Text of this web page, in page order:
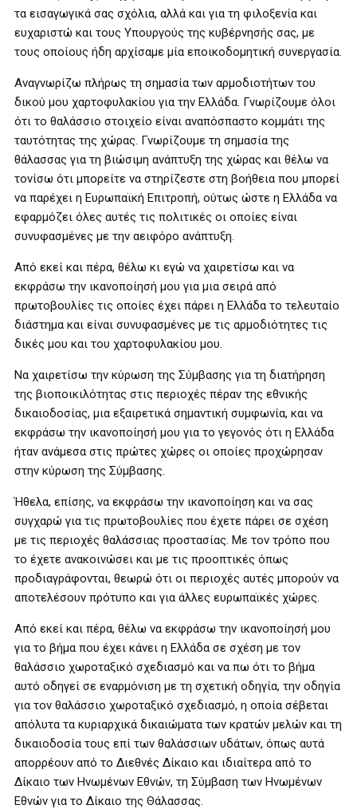
τα εισαγωγικά σας σχόλια, αλλά και για τη φιλοξενία και
ευχαριστώ και τους Υπουργούς της κυβέρνησής σας, με
τους οποίους ήδη αρχίσαμε μία εποικοδομητική συνεργασία.
Αναγνωρίζω πλήρως τη σημασία των αρμοδιοτήτων του
δικού μου χαρτοφυλακίου για την Ελλάδα. Γνωρίζουμε όλοι
ότι το θαλάσσιο στοιχείο είναι αναπόσπαστο κομμάτι της
ταυτότητας της χώρας. Γνωρίζουμε τη σημασία της
θάλασσας για τη βιώσιμη ανάπτυξη της χώρας και θέλω να
τονίσω ότι μπορείτε να στηρίζεστε στη βοήθεια που μπορεί
να παρέχει η Ευρωπαϊκή Επιτροπή, ούτως ώστε η Ελλάδα να
εφαρμόζει όλες αυτές τις πολιτικές οι οποίες είναι
συνυφασμένες με την αειφόρο ανάπτυξη.
Από εκεί και πέρα, θέλω κι εγώ να χαιρετίσω και να
εκφράσω την ικανοποίησή μου για μια σειρά από
πρωτοβουλίες τις οποίες έχει πάρει η Ελλάδα το τελευταίο
διάστημα και είναι συνυφασμένες με τις αρμοδιότητες τις
δικές μου και του χαρτοφυλακίου μου.
Να χαιρετίσω την κύρωση της Σύμβασης για τη διατήρηση
της βιοποικιλότητας στις περιοχές πέραν της εθνικής
δικαιοδοσίας, μια εξαιρετικά σημαντική συμφωνία, και να
εκφράσω την ικανοποίησή μου για το γεγονός ότι η Ελλάδα
ήταν ανάμεσα στις πρώτες χώρες οι οποίες προχώρησαν
στην κύρωση της Σύμβασης.
Ήθελα, επίσης, να εκφράσω την ικανοποίηση και να σας
συγχαρώ για τις πρωτοβουλίες που έχετε πάρει σε σχέση
με τις περιοχές θαλάσσιας προστασίας. Με τον τρόπο που
το έχετε ανακοινώσει και με τις προοπτικές όπως
προδιαγράφονται, θεωρώ ότι οι περιοχές αυτές μπορούν να
αποτελέσουν πρότυπο και για άλλες ευρωπαϊκές χώρες.
Από εκεί και πέρα, θέλω να εκφράσω την ικανοποίησή μου
για το βήμα που έχει κάνει η Ελλάδα σε σχέση με τον
θαλάσσιο χωροταξικό σχεδιασμό και να πω ότι το βήμα
αυτό οδηγεί σε εναρμόνιση με τη σχετική οδηγία, την οδηγία
για τον θαλάσσιο χωροταξικό σχεδιασμό, η οποία σέβεται
απόλυτα τα κυριαρχικά δικαιώματα των κρατών μελών και τη
δικαιοδοσία τους επί των θαλάσσιων υδάτων, όπως αυτά
απορρέουν από το Διεθνές Δίκαιο και ιδιαίτερα από το
Δίκαιο των Ηνωμένων Εθνών, τη Σύμβαση των Ηνωμένων
Εθνών για το Δίκαιο της Θάλασσας.